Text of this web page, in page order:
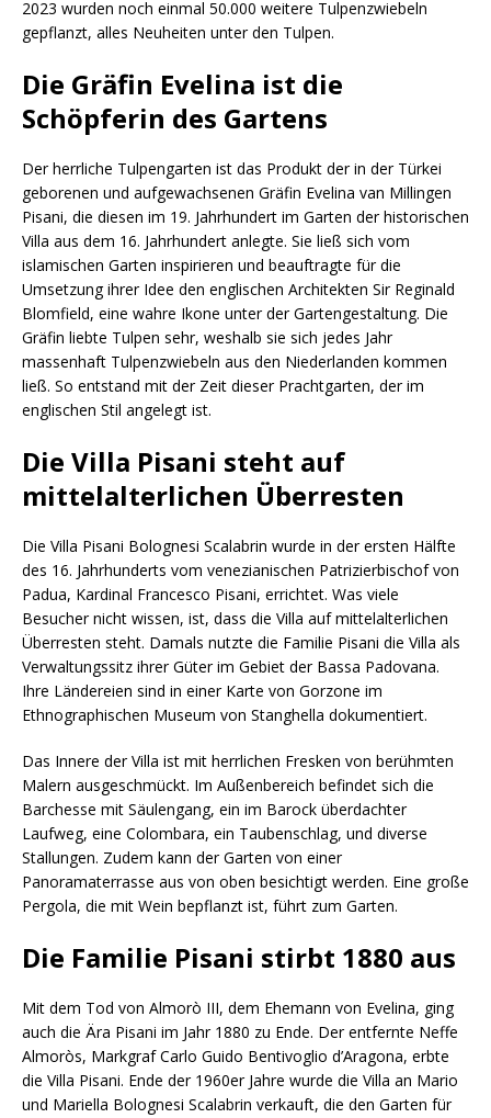
2023 wurden noch einmal 50.000 weitere Tulpenzwiebeln
gepflanzt, alles Neuheiten unter den Tulpen.
Die Gräfin Evelina ist die
Schöpferin des Gartens
Der herrliche Tulpengarten ist das Produkt der in der Türkei
geborenen und aufgewachsenen Gräfin Evelina van Millingen
Pisani, die diesen im 19. Jahrhundert im Garten der historischen
Villa aus dem 16. Jahrhundert anlegte. Sie ließ sich vom
islamischen Garten inspirieren und beauftragte für die
Umsetzung ihrer Idee den englischen Architekten Sir Reginald
Blomfield, eine wahre Ikone unter der Gartengestaltung. Die
Gräfin liebte Tulpen sehr, weshalb sie sich jedes Jahr
massenhaft Tulpenzwiebeln aus den Niederlanden kommen
ließ. So entstand mit der Zeit dieser Prachtgarten, der im
englischen Stil angelegt ist.
Die Villa Pisani steht auf
mittelalterlichen Überresten
Die Villa Pisani Bolognesi Scalabrin wurde in der ersten Hälfte
des 16. Jahrhunderts vom venezianischen Patrizierbischof von
Padua, Kardinal Francesco Pisani, errichtet. Was viele
Besucher nicht wissen, ist, dass die Villa auf mittelalterlichen
Überresten steht. Damals nutzte die Familie Pisani die Villa als
Verwaltungssitz ihrer Güter im Gebiet der Bassa Padovana.
Ihre Ländereien sind in einer Karte von Gorzone im
Ethnographischen Museum von Stanghella dokumentiert.
Das Innere der Villa ist mit herrlichen Fresken von berühmten
Malern ausgeschmückt. Im Außenbereich befindet sich die
Barchesse mit Säulengang, ein im Barock überdachter
Laufweg, eine Colombara, ein Taubenschlag, und diverse
Stallungen. Zudem kann der Garten von einer
Panoramaterrasse aus von oben besichtigt werden. Eine große
Pergola, die mit Wein bepflanzt ist, führt zum Garten.
Die Familie Pisani stirbt 1880 aus
Mit dem Tod von Almorò III, dem Ehemann von Evelina, ging
auch die Ära Pisani im Jahr 1880 zu Ende. Der entfernte Neffe
Almoròs, Markgraf Carlo Guido Bentivoglio d’Aragona, erbte
die Villa Pisani. Ende der 1960er Jahre wurde die Villa an Mario
und Mariella Bolognesi Scalabrin verkauft, die den Garten für